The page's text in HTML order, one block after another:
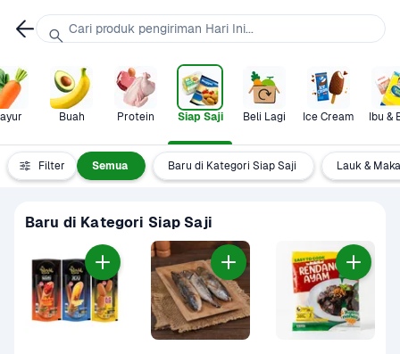
Buah Protein Siap Saji Beli Lagi Ice Cream Ibu &
Filter Semua Baru di Kategori Siap Saji Lauk &
Baru di Kategori Siap Saji
Cari produk pengiriman Hari Ini...